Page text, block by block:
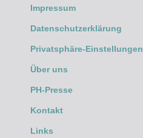
Impressum
Datenschutzerklärung
Privatsphäre-Einstellungen
Über uns
PH-Presse
Kontakt
Links